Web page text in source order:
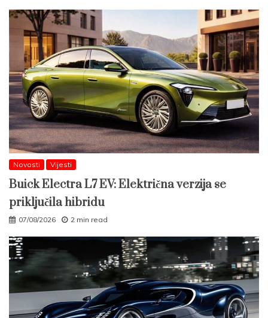
Novosti Vijesti
Buick Electra L7 EV: Električna verzija se
priključila hibridu
07/08/2026 2 min read